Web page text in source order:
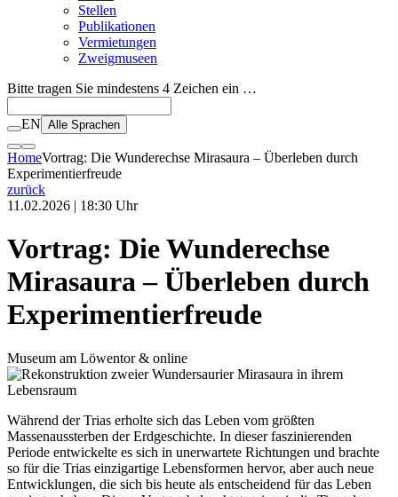
Stellen
Publikationen
Vermietungen
Zweigmuseen
Bitte tragen Sie mindestens 4 Zeichen ein …
EN Alle Sprachen
HomeVortrag: Die Wunderechse Mirasaura – Überleben durch
Experimentierfreude
zurück
11.02.2026 | 18:30 Uhr
Vortrag: Die Wunderechse
Mirasaura – Überleben durch
Experimentierfreude
Museum am Löwentor & online
Während der Trias erholte sich das Leben vom größten
Massenaussterben der Erdgeschichte. In dieser faszinierenden
Periode entwickelte es sich in unerwartete Richtungen und brachte
so für die Trias einzigartige Lebensformen hervor, aber auch neue
Entwicklungen, die sich bis heute als entscheidend für das Leben